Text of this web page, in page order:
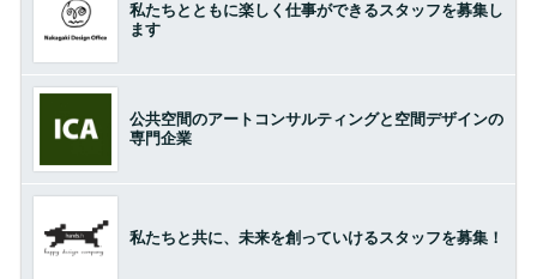
私たちとともに楽しく仕事ができるスタッフを募集し
ます
公共空間のアートコンサルティングと空間デザインの
専門企業
私たちと共に、未来を創っていけるスタッフを募集！